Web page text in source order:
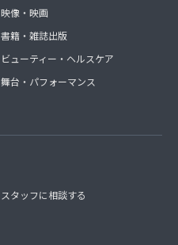
映像・映画
書籍・雑誌出版
ビューティー・ヘルスケア
舞台・パフォーマンス
スタッフに相談する